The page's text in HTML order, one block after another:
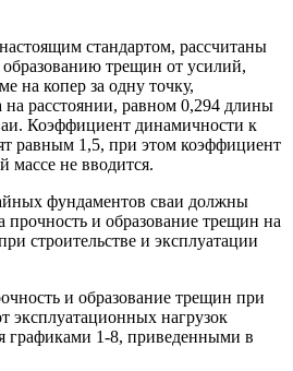
стандартом, рассчитаны
трещин от усилий,
на копер за одну точку,
расстоянии, равном 0,294 длины
Коэффициент динамичности к
равным 1,5, при этом коэффициент
массе не вводится.
фундаментов сваи должны
и образование трещин на
строительстве и эксплуатации
и образование трещин при
эксплуатационных нагрузок
графиками 1-8, приведенными в